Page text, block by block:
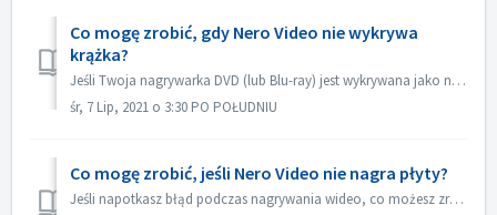
Co mogę zrobić, gdy Nero Video nie wykrywa
krążka?
Jeśli Twoja nagrywarka DVD (lub Blu-ray) jest wykrywana jako nagrywarka CD, zapoznaj się z tym artykułem: https://nerosupport.freshdesk.com/en/support/solut...
śr, 7 Lip, 2021 o 3:30 PO POŁUDNIU
Co mogę zrobić, jeśli Nero Video nie nagra płyty?
Jeśli napotkasz błąd podczas nagrywania wideo, co możesz zrobić? Przejdź do C:\Users\[aktualny użytkownik]\AppData\Roaming\Nero\[aktualna wersja Nero]\Nero...